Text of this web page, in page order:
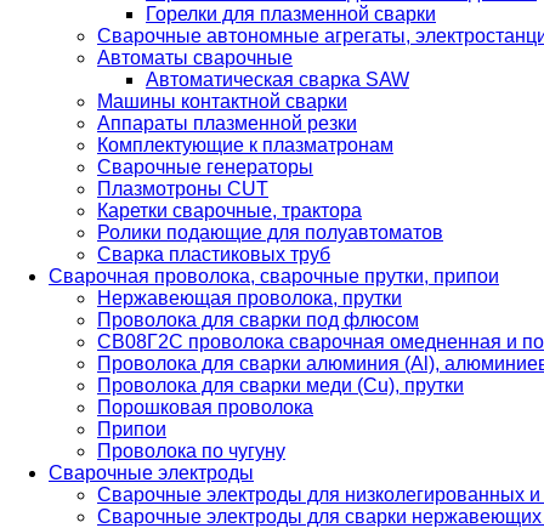
Горелки для плазменной сварки
Сварочные автономные агрегаты,
Автоматы сварочные
Автоматическая сварка SAW
Машины контактной сварки
Аппараты плазменной резки
Комплектующие к плазматронам
Сварочные генераторы
Плазмотроны CUT
Каретки сварочные, трактора
Ролики подающие для полуавтоматов
Сварка пластиковых труб
Сварочная проволока, сварочные прутки, припои
Нержавеющая проволока, прутки
Проволока для сварки под флюсом
СВ08Г2С проволока сварочная омедненная и
Проволока для сварки алюминия (Al),
Проволока для сварки меди (Cu), прутки
Порошковая проволока
Припои
Проволока по чугуну
Сварочные электроды
Сварочные электроды для низколегированных и
Сварочные электроды для сварки